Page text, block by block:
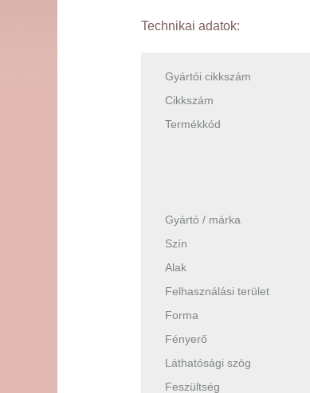
Technikai adatok:
Gyártói cikkszám
Cikkszám
Termékkód
Gyártó / márka
Szín
Alak
Felhasználási terület
Forma
Fényerő
Láthatósági szög
Feszültség